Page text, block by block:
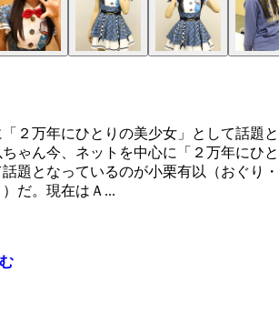
２万年にひとりの美少女」として話題と
ゃん今、ネットを中心に「２万年にひと
題となっているのが小栗有以（おぐり・
だ。現在はＡ...